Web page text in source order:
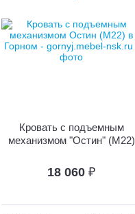
Кровать с подъемным
механизмом "Остин" (М22)
18 060 ₽